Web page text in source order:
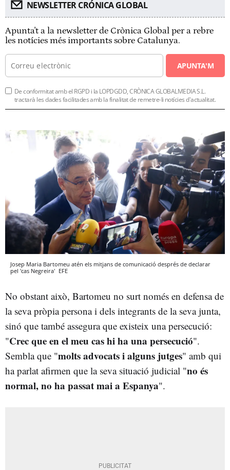
NEWSLETTER CRÓNICA GLOBAL
Apunta't a la newsletter de Crònica Global per a rebre
les notícies més importants sobre Catalunya.
APUNTA'M
De conformitat amb el RGPD i la LOPDGDD, CRÒNICA GLOBALMEDIA S.L.
tractarà les dades facilitades amb la finalitat de remetre-li notícies d'actualitat.
Josep Maria Bartomeu atén els mitjans de comunicació després de declarar
pel 'cas Negreira' EFE
No obstant això, Bartomeu no surt només en defensa de
la seva pròpia persona i dels integrants de la seva junta,
sinó que també assegura que existeix una persecució:
"Crec que en el meu cas hi ha una persecució".
Sembla que "molts advocats i alguns jutges" amb qui
ha parlat afirmen que la seva situació judicial "no és
normal, no ha passat mai a Espanya".